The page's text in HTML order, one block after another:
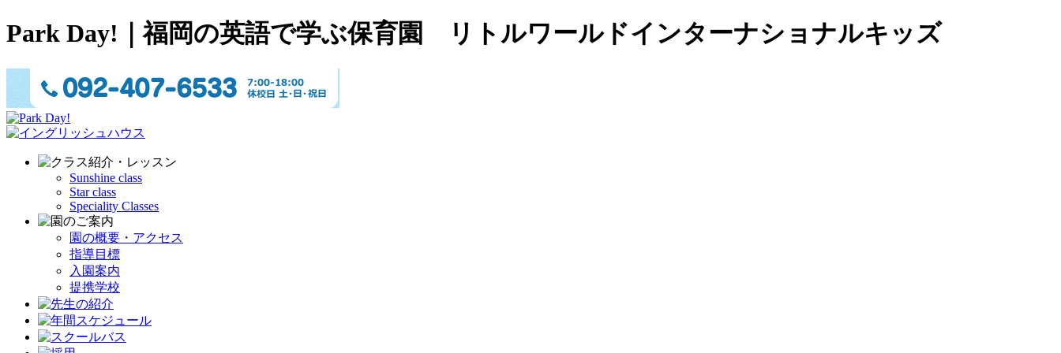
Park Day!｜福岡の英語で学ぶ保育園 リトルワールドインターナショナルキッズ
Sunshine class
Star class
Speciality Classes
園の概要・アクセス
指導目標
入園案内
提携学校